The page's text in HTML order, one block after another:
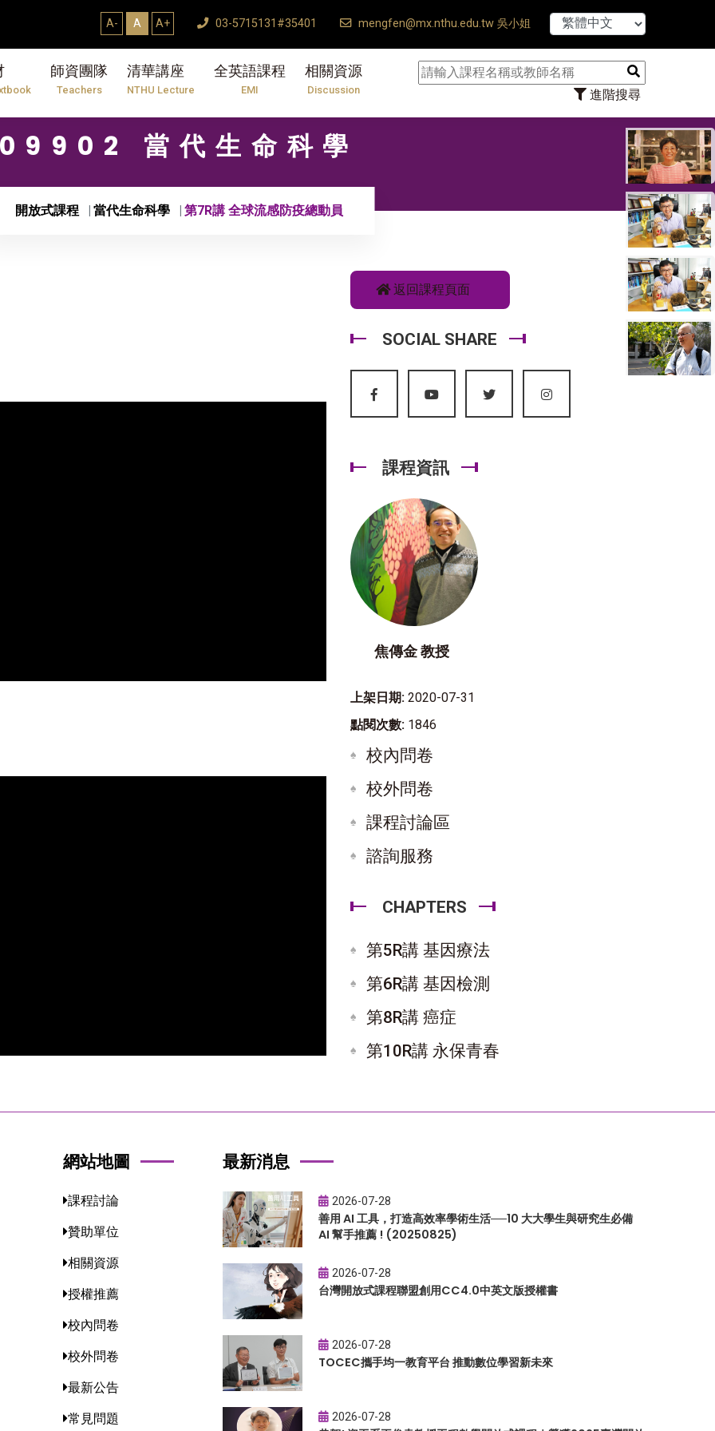
A- A A+ 03-5715131#35401 mengfen@mx.nthu.edu.tw 吳小姐
師資團隊
Teachers
清華講座
NTHU Lecture
全英語課程
EMI
相關資源
Discussion 進階搜尋
【7/31】
當代生命科學
開放式課程 當代生命科學 第7R講 全球流感防疫總動員
返回課程頁面
SOCIAL SHARE
課程資訊
焦傳金 教授
上架日期: 2020-07-31
點閱次數: 1846
校內問卷
校外問卷
課程討論區
諮詢服務
CHAPTERS
第5R講 基因療法
第6R講 基因檢測
第8R講 癌症
第10R講 永保青春
網站地圖
課程討論
贊助單位
相關資源
授權推薦
校內問卷
校外問卷
最新公告
常見問題
最新消息
2026-07-28
善用 AI 工具，打造高效率學術生活──10 大大學生與研究生必備
AI 幫手推薦 ! (20250825)
2026-07-28
台灣開放式課程聯盟創用CC4.0中英文版授權書
2026-07-28
TOCEC攜手均一教育平台 推動數位學習新未來
2026-07-28